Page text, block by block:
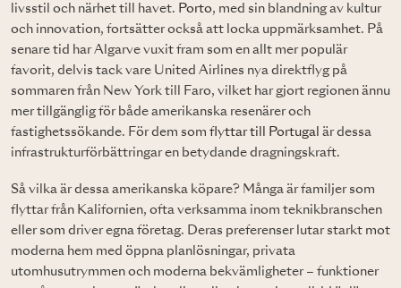
livsstil och närhet till havet. Porto, med sin blandning av kultur
och innovation, fortsätter också att locka uppmärksamhet. På
senare tid har Algarve vuxit fram som en allt mer populär
favorit, delvis tack vare United Airlines nya direktflyg på
sommaren från New York till Faro, vilket har gjort regionen ännu
mer tillgänglig för både amerikanska resenärer och
fastighetssökande. För dem som flyttar till Portugal är dessa
infrastrukturförbättringar en betydande dragningskraft.
Så vilka är dessa amerikanska köpare? Många är familjer som
flyttar från Kalifornien, ofta verksamma inom teknikbranschen
eller som driver egna företag. Deras preferenser lutar starkt mot
moderna hem med öppna planlösningar, privata
utomhusutrymmen och moderna bekvämligheter – funktioner